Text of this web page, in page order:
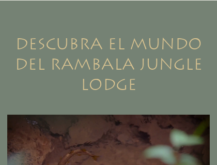
Descubra el mundo
del Rambala Jungle
Lodge